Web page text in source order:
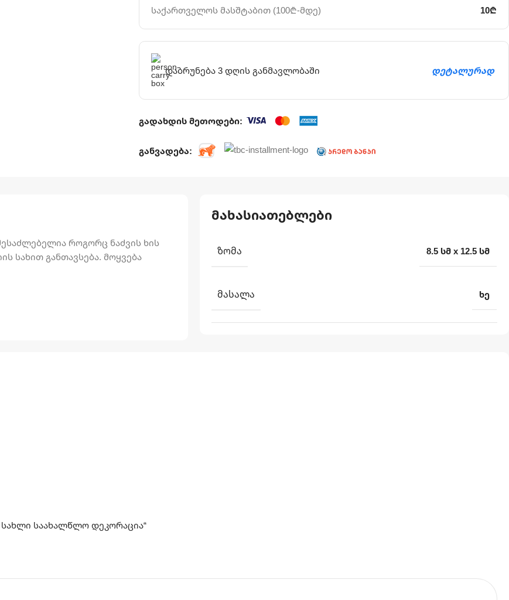
საქართველოს მასშტაბით (100₾-მდე) 10₾
დაბრუნება 3 დღის განმავლობაში დეტალურად
გადახდის მეთოდები:
განვადება:
როგორც ნაძვის ხის
სახით განთავსება. მოყვება
მახასიათებლები
ᲖᲝᲛᲐ 8.5 სმ x 12.5 სმ
ᲛᲐᲡᲐᲚᲐ ხე
საახალწლო დეკორაცია“